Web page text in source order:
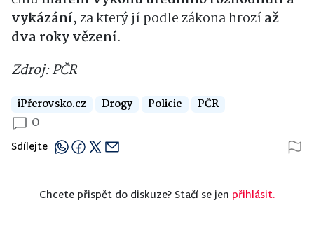
vykázání, za který jí podle zákona hrozíaž
dva roky vězení.
Zdroj: PČR
iPřerovsko.cz Drogy Policie PČR
0
Sdílejte
Chcete přispět do diskuze? Stačí se jen přihlásit.